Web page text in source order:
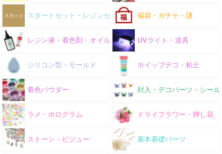
スタートセット・レジンセット 福袋・ガチャ・謎
レジン液・着色剤・オイル UVライト・道具
シリコン型・モールド ホイップデコ・粘土
着色パウダー 封入・デコパーツ・シール
ラメ・ホログラム ドライフラワー・押し花
ストーン・ビジュー 基本基礎パーツ